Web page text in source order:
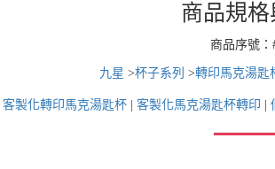
商品規格
商品序號：
九星 >杯子系列 >轉印馬克湯匙
客製化轉印馬克湯匙杯 客製化馬克湯匙杯轉印